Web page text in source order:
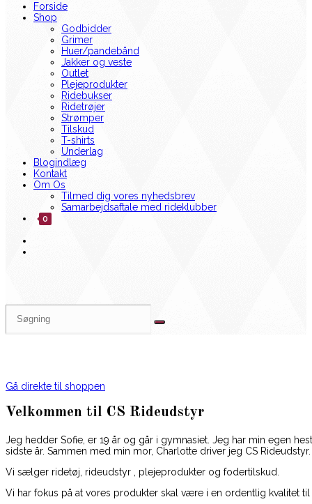
Forside
Shop
Godbidder
Grimer
Huer/pandebånd
Jakker og veste
Outlet
Plejeprodukter
Ridebukser
Ridetrøjer
Strømper
Tilskud
T-shirts
Underlag
Blogindlæg
Kontakt
Om Os
Tilmed dig vores nyhedsbrev
Samarbejdsaftale med rideklubber
0
Gå direkte til shoppen
Velkommen til CS Rideudstyr
Jeg hedder Sofie, er 19 år og går i gymnasiet. Jeg har min egen
sidste år. Sammen med min mor, Charlotte driver jeg CS Rideudstyr.
Vi sælger ridetøj, rideudstyr , plejeprodukter og fodertilskud.
Vi har fokus på at vores produkter skal være i en ordentlig kvalitet